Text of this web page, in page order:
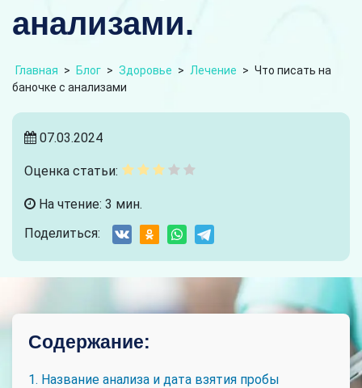
анализами.
Главная > Блог > Здоровье > Лечение > Что писать на
баночке с анализами
07.03.2024
Оценка статьи:
На чтение: 3 мин.
Поделиться:
Содержание:
1. Название анализа и дата взятия пробы